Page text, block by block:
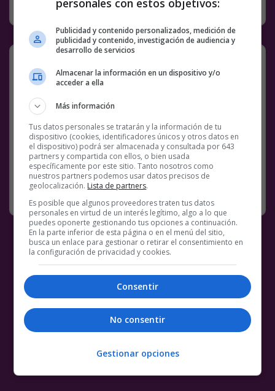
Basado
Facebook
Twitter
WhatsApp
GmailMeneame
Copy
Link
KFC MEMES
RANDOM 19 DICIEMBRE, 2022
personales con estos objetivos:
Publicidad y contenido personalizados, medición de
publicidad y contenido, investigación de audiencia y
desarrollo de servicios
Almacenar la información en un dispositivo y/o
acceder a ella
Más información
Tus datos personales se tratarán y la información de tu
dispositivo (cookies, identificadores únicos y otros datos en
el dispositivo) podrá ser almacenada y consultada por 643
partners y compartida con ellos, o bien usada
específicamente por este sitio. Tanto nosotros como
nuestros partners podemos usar datos precisos de
geolocalización. Lista de partners.
Es posible que algunos proveedores traten tus datos
personales en virtud de un interés legítimo, algo a lo que
puedes oponerte gestionando tus opciones a continuación.
En la parte inferior de esta página o en el menú del sitio,
busca un enlace para gestionar o retirar el consentimiento en
la configuración de privacidad y cookies.
Consentir
No consentir
Gestionar opciones